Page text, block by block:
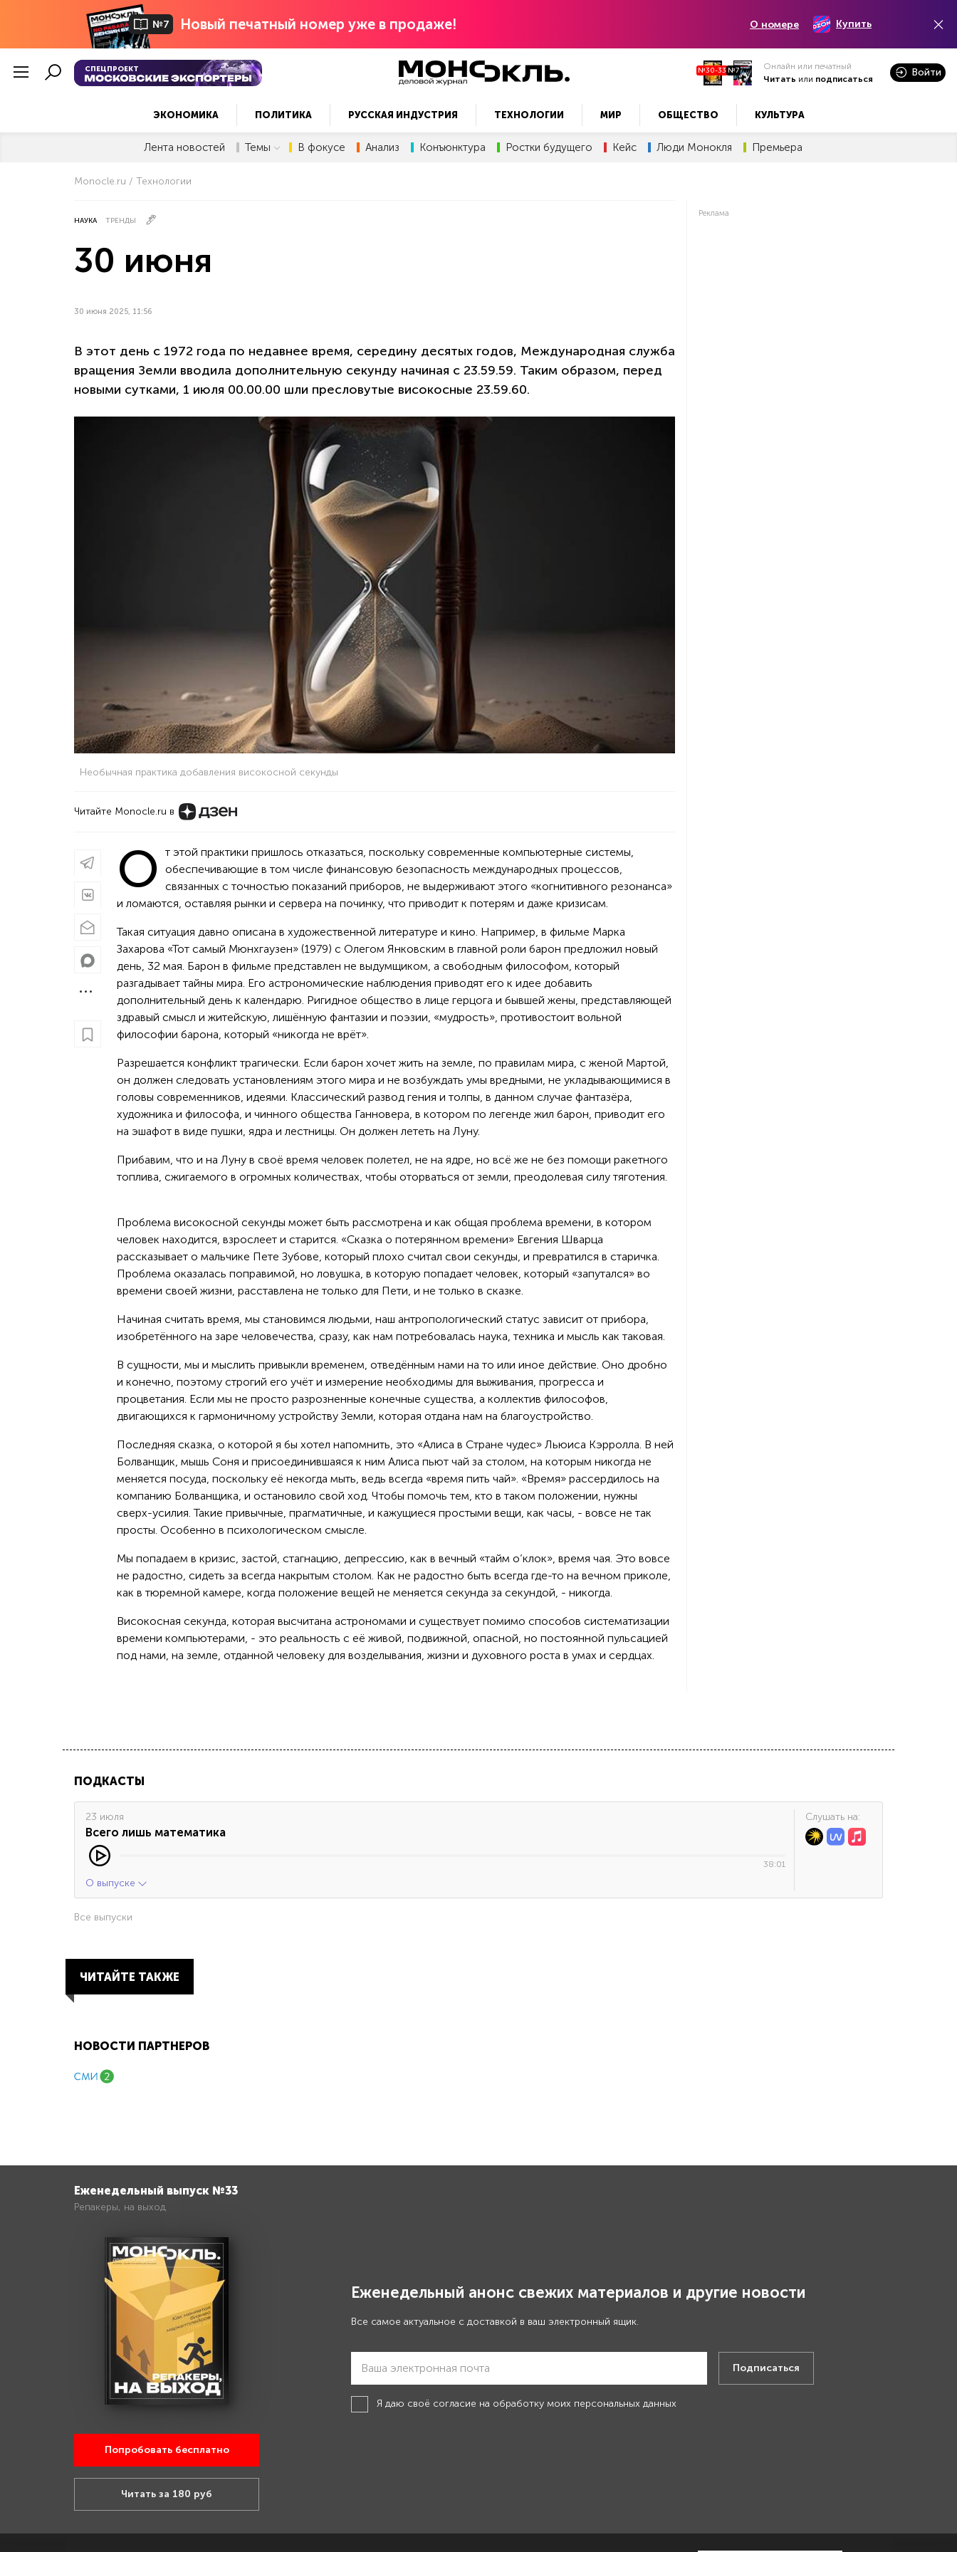
№7 Новый печатный номер уже в продаже! О номере Купить
СПЕЦПРОЕКТ №30-33 №7
Онлайн или печатный
Читать или подписаться
Войти
ЭКОНОМИКА ПОЛИТИКА РУССКАЯ ИНДУСТРИЯ ТЕХНОЛОГИИ МИР ОБЩЕСТВО КУЛЬТУРА
Лента новостей Темы В фокусе Анализ Конъюнктура Ростки будущего Кейс Люди Монокля Премьера
Monocle.ru Технологии
НАУКА ТРЕНДЫ
30 июня
30 июня 2025, 11:56
В этот день с 1972 года по недавнее время, середину десятых годов, Международная служба
вращения Земли вводила дополнительную секунду начиная с 23.59.59. Таким образом, перед
новыми сутками, 1 июля 00.00.00 шли пресловутые високосные 23.59.60.
Необычная практика добавления високосной секунды
Читайте Monocle.ru в
О
т этой практики пришлось отказаться, поскольку современные компьютерные системы,
обеспечивающие в том числе финансовую безопасность международных процессов,
связанных с точностью показаний приборов, не выдерживают этого «когнитивного резонанса»
и ломаются, оставляя рынки и сервера на починку, что приводит к потерям и даже кризисам.
Такая ситуация давно описана в художественной литературе и кино. Например, в фильме Марка
Захарова «Тот самый Мюнхгаузен» (1979) с Олегом Янковским в главной роли барон предложил новый
день, 32 мая. Барон в фильме представлен не выдумщиком, а свободным философом, который
разгадывает тайны мира. Его астрономические наблюдения приводят его к идее добавить
дополнительный день к календарю. Ригидное общество в лице герцога и бывшей жены, представляющей
здравый смысл и житейскую, лишённую фантазии и поэзии, «мудрость», противостоит вольной
философии барона, который «никогда не врёт».
Разрешается конфликт трагически. Если барон хочет жить на земле, по правилам мира, с женой Мартой,
он должен следовать установлениям этого мира и не возбуждать умы вредными, не укладывающимися в
головы современников, идеями. Классический развод гения и толпы, в данном случае фантазёра,
художника и философа, и чинного общества Ганновера, в котором по легенде жил барон, приводит его
на эшафот в виде пушки, ядра и лестницы. Он должен лететь на Луну.
Прибавим, что и на Луну в своё время человек полетел, не на ядре, но всё же не без помощи ракетного
топлива, сжигаемого в огромных количествах, чтобы оторваться от земли, преодолевая силу тяготения.
Проблема високосной секунды может быть рассмотрена и как общая проблема времени, в котором
человек находится, взрослеет и старится. «Сказка о потерянном времени» Евгения Шварца
рассказывает о мальчике Пете Зубове, который плохо считал свои секунды, и превратился в старичка.
Проблема оказалась поправимой, но ловушка, в которую попадает человек, который «запутался» во
времени своей жизни, расставлена не только для Пети, и не только в сказке.
Начиная считать время, мы становимся людьми, наш антропологический статус зависит от прибора,
изобретённого на заре человечества, сразу, как нам потребовалась наука, техника и мысль как таковая.
В сущности, мы и мыслить привыкли временем, отведённым нами на то или иное действие. Оно дробно
и конечно, поэтому строгий его учёт и измерение необходимы для выживания, прогресса и
процветания. Если мы не просто разрозненные конечные существа, а коллектив философов,
двигающихся к гармоничному устройству Земли, которая отдана нам на благоустройство.
Последняя сказка, о которой я бы хотел напомнить, это «Алиса в Стране чудес» Льюиса Кэрролла. В ней
Болванщик, мышь Соня и присоединившаяся к ним Алиса пьют чай за столом, на которым никогда не
меняется посуда, поскольку её некогда мыть, ведь всегда «время пить чай». «Время» рассердилось на
компанию Болванщика, и остановило свой ход. Чтобы помочь тем, кто в таком положении, нужны
сверх-усилия. Такие привычные, прагматичные, и кажущиеся простыми вещи, как часы, - вовсе не так
просты. Особенно в психологическом смысле.
Мы попадаем в кризис, застой, стагнацию, депрессию, как в вечный «тайм о’клок», время чая. Это вовсе
не радостно, сидеть за всегда накрытым столом. Как не радостно быть всегда где-то на вечном приколе,
как в тюремной камере, когда положение вещей не меняется секунда за секундой, - никогда.
Високосная секунда, которая высчитана астрономами и существует помимо способов систематизации
времени компьютерами, - это реальность с её живой, подвижной, опасной, но постоянной пульсацией
под нами, на земле, отданной человеку для возделывания, жизни и духовного роста в умах и сердцах.
Реклама
ПОДКАСТЫ
23 июля
Всего лишь математика
38:01
О выпуске
Cлушать на:
Все выпуски
ЧИТАЙТЕ ТАКЖЕ
НОВОСТИ ПАРТНЕРОВ
Еженедельный выпуск №33
Репакеры, на выход
Попробовать бесплатно
Читать за 180 руб
Еженедельный анонс свежих материалов и другие новости
Все самое актуальное с доставкой в ваш электронный ящик.
Подписаться
Я даю своё согласие на обработку моих персональных данных